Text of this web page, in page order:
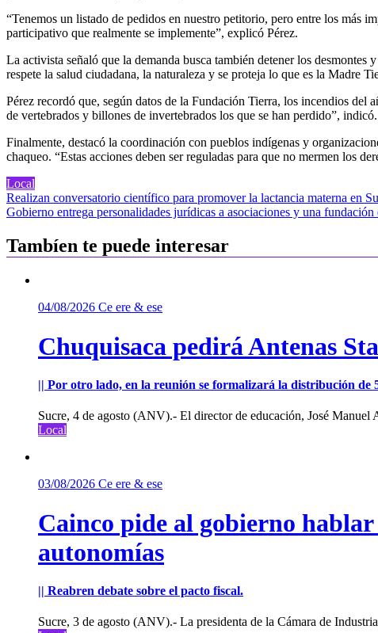
“Tenemos un listado de pedidos en nuestro petitorio, pero entre los más
participativo que realmente se implemente”, explicó Pérez.
La activista señaló que la demanda busca también detener los
respete la salud ciudadana, la naturaleza y se proteja lo que es la Madre
Pérez recordó que, según datos de la Fundación Tierra, los incendios
de vertebrados y billones de invertebrados los que se han perdido”, indicó.
Finalmente, destacó la coordinación con pueblos indígenas y
chaqueo. “Estas acciones deben ser reguladas para que no mermen los
Local
Navegación
de
entradas
Realizan conversatorio científico para promover la lactancia materna en
Gobierno entrega personalidades jurídicas a asociaciones y una fundación
Tambíen te puede interesar
04/08/2026 Ce ere & ese
Chuquisaca pedirá Antenas
|| Por otro lado, en la reunión se formalizará la distribución
Sucre, 4 de agosto (ANV).- El director de educación, José Manuel
Local
03/08/2026 Ce ere & ese
Cainco pide al gobierno hablar
autonomías
|| Reabren debate sobre el pacto fiscal.
Sucre, 3 de agosto (ANV).- La presidenta de la Cámara de